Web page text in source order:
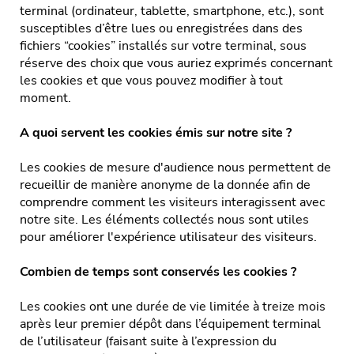
PROTECTIONS SOLAIRES
MOUSTIQUAIRES
Showroom
Centre de production
Équipe & Engagements
Réalisations
Actualités
Service après-vente & FAQ
Recrutement
terminal (ordinateur, tablette, smartphone, etc.), sont
susceptibles d’être lues ou enregistrées dans des
fichiers “cookies” installés sur votre terminal, sous
réserve des choix que vous auriez exprimés concernant
les cookies et que vous pouvez modifier à tout
moment.
A quoi servent les cookies émis sur notre site ?
Les cookies de mesure d'audience nous permettent de
recueillir de manière anonyme de la donnée afin de
comprendre comment les visiteurs interagissent avec
notre site. Les éléments collectés nous sont utiles
pour améliorer l'expérience utilisateur des visiteurs.
Combien de temps sont conservés les cookies ?
Les cookies ont une durée de vie limitée à treize mois
après leur premier dépôt dans l’équipement terminal
de l’utilisateur (faisant suite à l’expression du